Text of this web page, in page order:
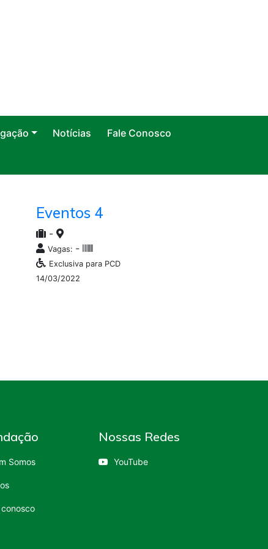
Notícias
Fale Conosco
Eventos 4
-
Vagas: -
Exclusiva para PCD
14/03/2022
Somos
conosco
Nossas Redes
YouTube